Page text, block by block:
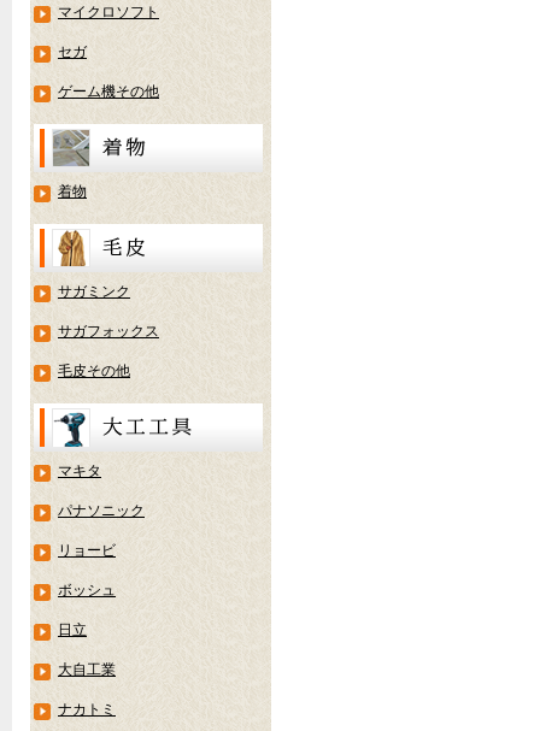
マイクロソフト
セガ
ゲーム機その他
着物
サガミンク
サガフォックス
毛皮その他
マキタ
パナソニック
リョービ
ボッシュ
日立
大自工業
ナカトミ